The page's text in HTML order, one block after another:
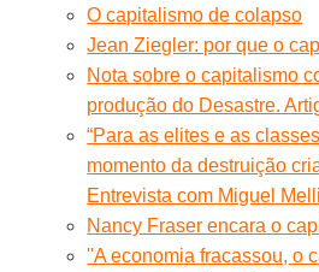
O capitalismo de colapso
Jean Ziegler: por que o
Nota sobre o capitalismo
produção do Desastre.
“Para as elites e as
momento da destruição
Entrevista com Miguel
Nancy Fraser encara o
''A economia fracassou, o